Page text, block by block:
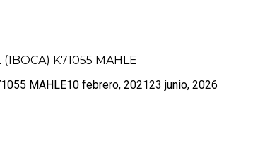
K71055 MAHLE
MAHLE10 febrero, 202123 junio, 2026